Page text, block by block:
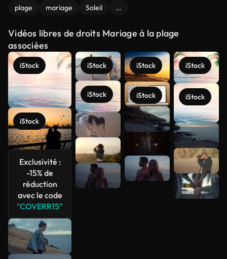
plage mariage Soleil ...
Vidéos libres de droits Mariage à la plage
associées
iStock
iStock
Exclusivité :
-15% de
réduction
avec le code
"COVERR15"
iStock
iStock
iStock
iStock
iStock
iStock
Voir plus